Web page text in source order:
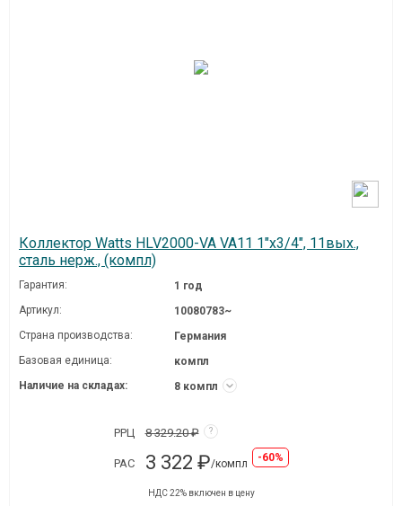
Коллектор Watts HLV2000-VA VA11 1"х3/4", 11вых.,
сталь нерж., (компл)
Гарантия:
1 год
Артикул:
10080783~
Страна производства:
Германия
Базовая единица:
компл
Наличие на складах:
8 компл
РРЦ 8 329.20 ₽ ?
РАС 3 322 ₽/компл -60%
НДС 22% включен в цену